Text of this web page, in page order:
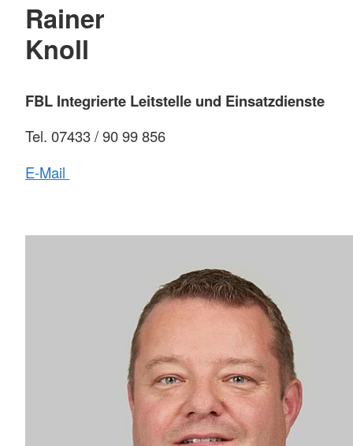
Rainer
Knoll
FBL Integrierte Leitstelle und Einsatzdienste
Tel. 07433 / 90 99 856
E-Mail